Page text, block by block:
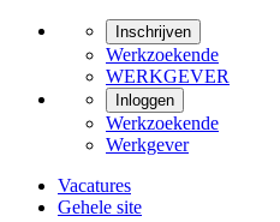
Inschrijven
Werkzoekende
WERKGEVER
Inloggen
Werkzoekende
Werkgever
Vacatures
Gehele site